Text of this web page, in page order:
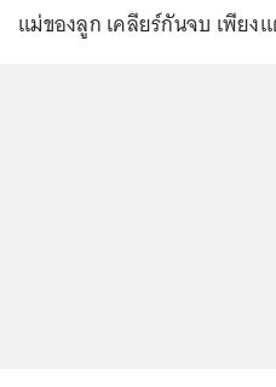
แม่ของลูก เคลียร์กันจบ เพียง